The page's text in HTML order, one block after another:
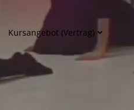
Kursangebot (Vertrag)